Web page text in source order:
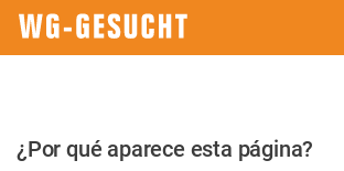
Por
¿Por qué aparece esta página?